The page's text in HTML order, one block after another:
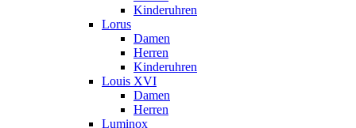
Kinderuhren
Lorus
Damen
Herren
Kinderuhren
Louis XVI
Damen
Herren
Luminox